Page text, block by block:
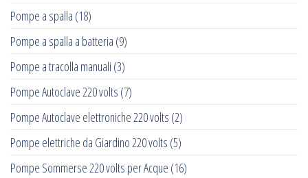
Pompe a spalla (18)
Pompe a spalla a batteria (9)
Pompe a tracolla manuali (3)
Pompe Autoclave 220 volts (7)
Pompe Autoclave elettroniche 220 volts (2)
Pompe elettriche da Giardino 220 volts (5)
Pompe Sommerse 220 volts per Acque (16)